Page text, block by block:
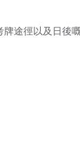
途徑以及日後